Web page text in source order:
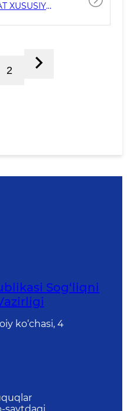
XUSUSIY
2
Sоg‘liqni
ko‘chаsi, 4